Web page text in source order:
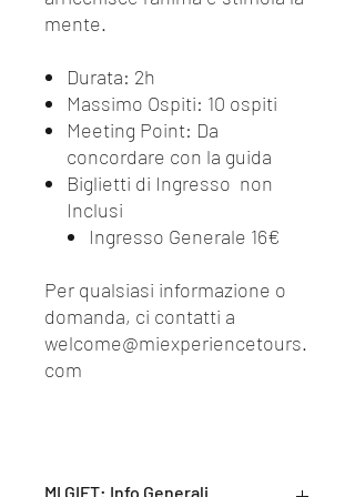
mente.
Durata: 2h
Massimo Ospiti: 10 ospiti
Meeting Point: Da
concordare con la guida
Biglietti di Ingresso non
Inclusi
Ingresso Generale 16€
Per qualsiasi informazione o
domanda, ci contatti a
welcome@miexperiencetours.
com
MI GIFT: Info Generali